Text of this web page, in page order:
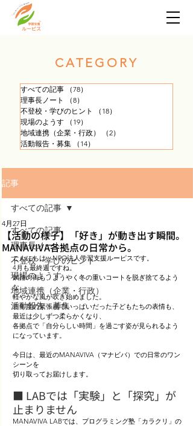
​CATEGORY
すべての記事 （78）
理事長ノート
（8）
不登校・学びのヒント
（18）
現場のようす
（19）
地域連携（企業・行政）
（2）
活動報告・募集
（14）
記事
すべての記事
理事長ノート
不登校・学びのヒント
現場のようす
地域連携（企業・行政）
活動報告・募集
すべての記事
【活動の様子】「好き」が動き出す瞬間。
MANAVIVA各拠点の日常から。
4月27日
こんにちは、NPO法人学習支援ルーピスです。
4月も最終週ですね。
釧路の街も、ようやく冬の重いコートを脱ぎ捨てるよう
な、
軽やかな風が吹き始めました。
新年度の緊張感でいっぱいだった子どもたちの表情も、
最近は少しずつ柔らかくなり、
各拠点で「自分らしい時間」を過ごす姿が見られるよう
になっています。
今日は、最近のMANAVIVA（マナビバ）での日常のワン
シーンを
切り取ってお届けします。
■ LABでは「実験」と「探究」が
止まりません
MANAVIVA LABでは、プログラミング塾「カラクリ」の